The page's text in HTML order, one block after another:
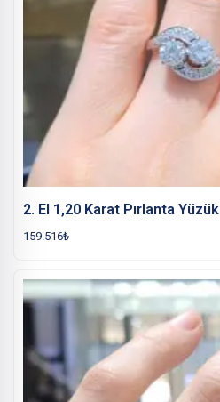
2. El 1,20 Karat Pırlanta Yüzük
159.516₺